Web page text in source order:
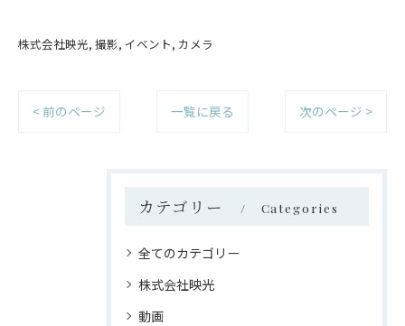
株式会社映光 撮影 イベント カメラ
< 前のページ 一覧に戻る 次のページ >
カテゴリー Categories
全てのカテゴリー
株式会社映光
動画